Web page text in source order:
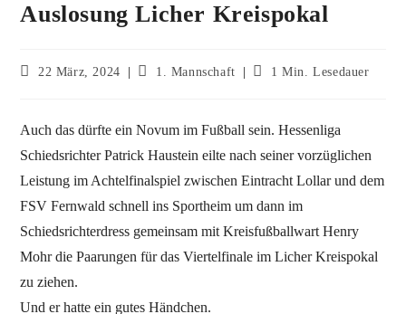
Auslosung Licher Kreispokal
22 März, 2024 1. Mannschaft 1 Min. Lesedauer
Auch das dürfte ein Novum im Fußball sein. Hessenliga
Schiedsrichter Patrick Haustein eilte nach seiner vorzüglichen
Leistung im Achtelfinalspiel zwischen Eintracht Lollar und dem
FSV Fernwald schnell ins Sportheim um dann im
Schiedsrichterdress gemeinsam mit Kreisfußballwart Henry
Mohr die Paarungen für das Viertelfinale im Licher Kreispokal
zu ziehen.
Und er hatte ein gutes Händchen.